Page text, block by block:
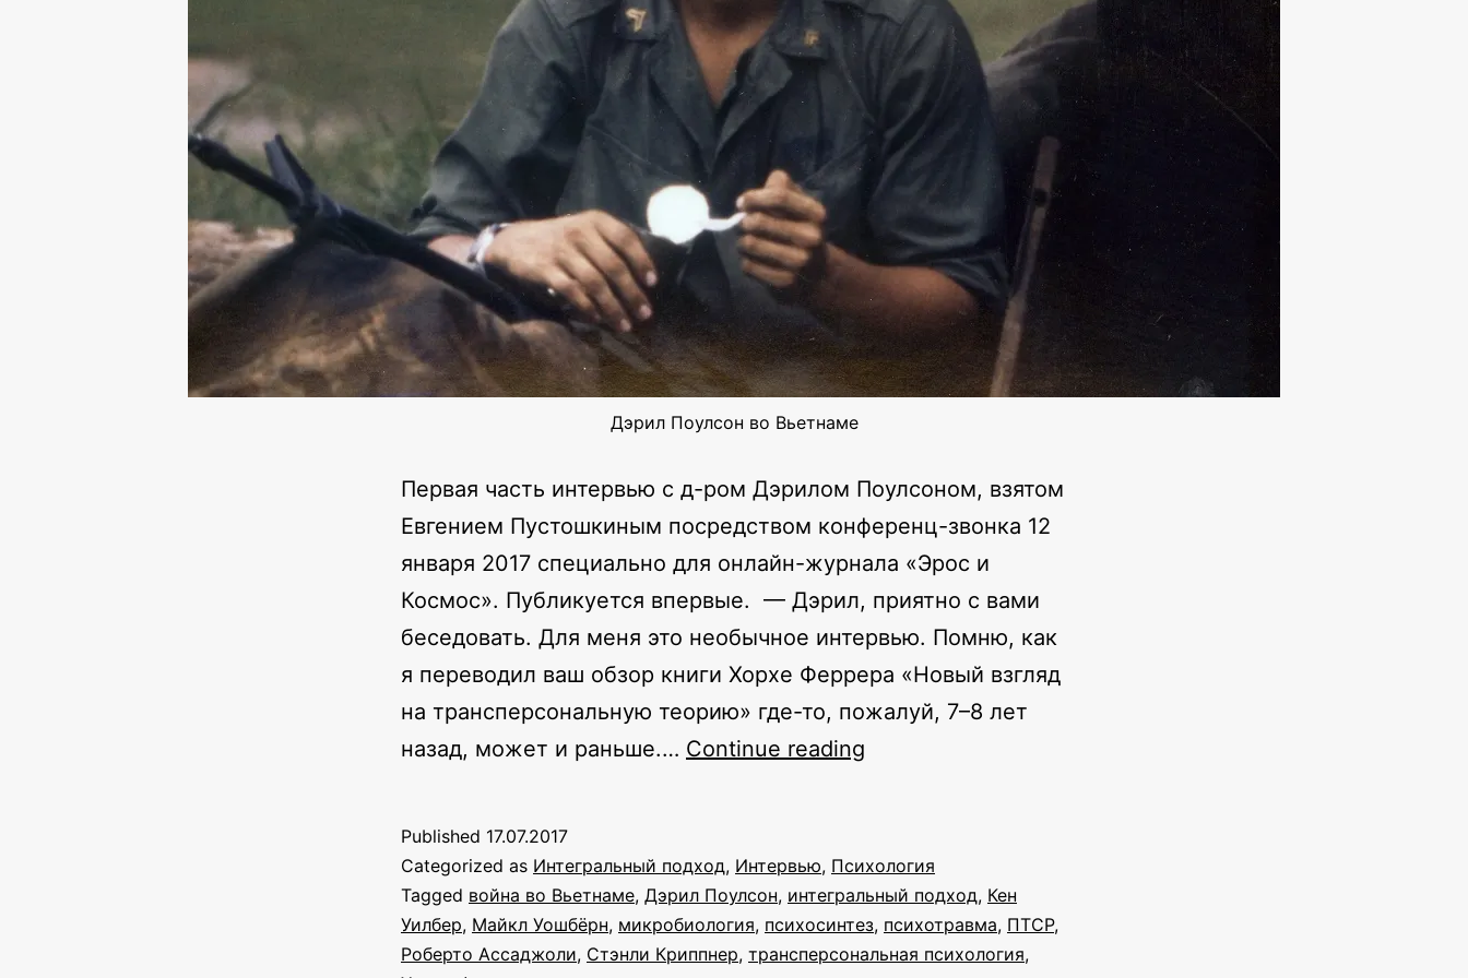
Дэрил Поулсон во Вьетнаме
Первая часть интервью с д-ром Дэрилом Поулсоном, взятом
Евгением Пустошкиным посредством конференц-звонка 12
января 2017 специально для онлайн-журнала «Эрос и
Космос». Публикуется впервые. ­ — Дэрил, приятно с вами
беседовать. Для меня это необычное интервью. Помню, как
я переводил ваш обзор книги Хорхе Феррера «Новый взгляд
на трансперсональную теорию» где-то, пожалуй, 7–8 лет
назад, может и раньше.… Continue reading
вьетнамской
войны,
трансперсональная
психология
Published 17.07.2017
Categorized as Интегральный подход, Интервью, Психология
Tagged война во Вьетнаме, Дэрил Поулсон, интегральный подход, Кен
Уилбер, Майкл Уошбёрн, микробиология, психосинтез, психотравма, ПТСР,
Роберто Ассаджоли, Стэнли Криппнер, трансперсональная психология,